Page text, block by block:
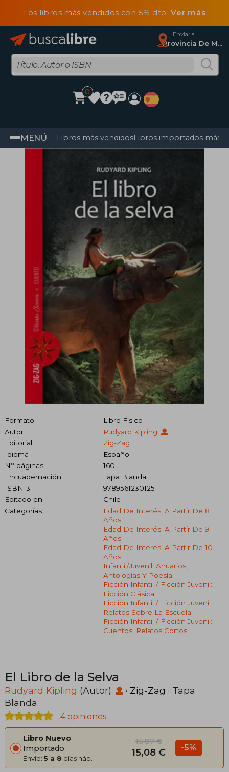
Los libros más vendidos con 5% dtoVer más
Enviar a
Provincia De Madrid
0
MENÚ Libros más vendidosLibros importados más
Formato
Libro Físico
Autor
Rudyard Kipling
Editorial
Zig-Zag
Idioma
Español
N° páginas
160
Encuadernación
Tapa Blanda
ISBN13
9789561230125
Editado en
Chile
Categorías
Edad De Interés: A Partir De 8
Años
Edad De Interés: A Partir De 9
Años
Edad De Interés: A Partir De 10
Años
Infantil/juvenil: Anuarios,
Antologías Y Poesía
Ficción Infantil / Ficción Juvenil:
Ficción Clásica
Ficción Infantil / Ficción Juvenil:
Relatos Sobre La Escuela
Ficción Infantil / Ficción Juvenil:
Cuentos, Relatos Cortos
El Libro de la Selva
Rudyard Kipling (Autor) · Zig-Zag · Tapa
Blanda
4 opiniones
Libro Nuevo
Importado
Envío: 5 a 8 días háb.
15,87 €
15,08 € -5%